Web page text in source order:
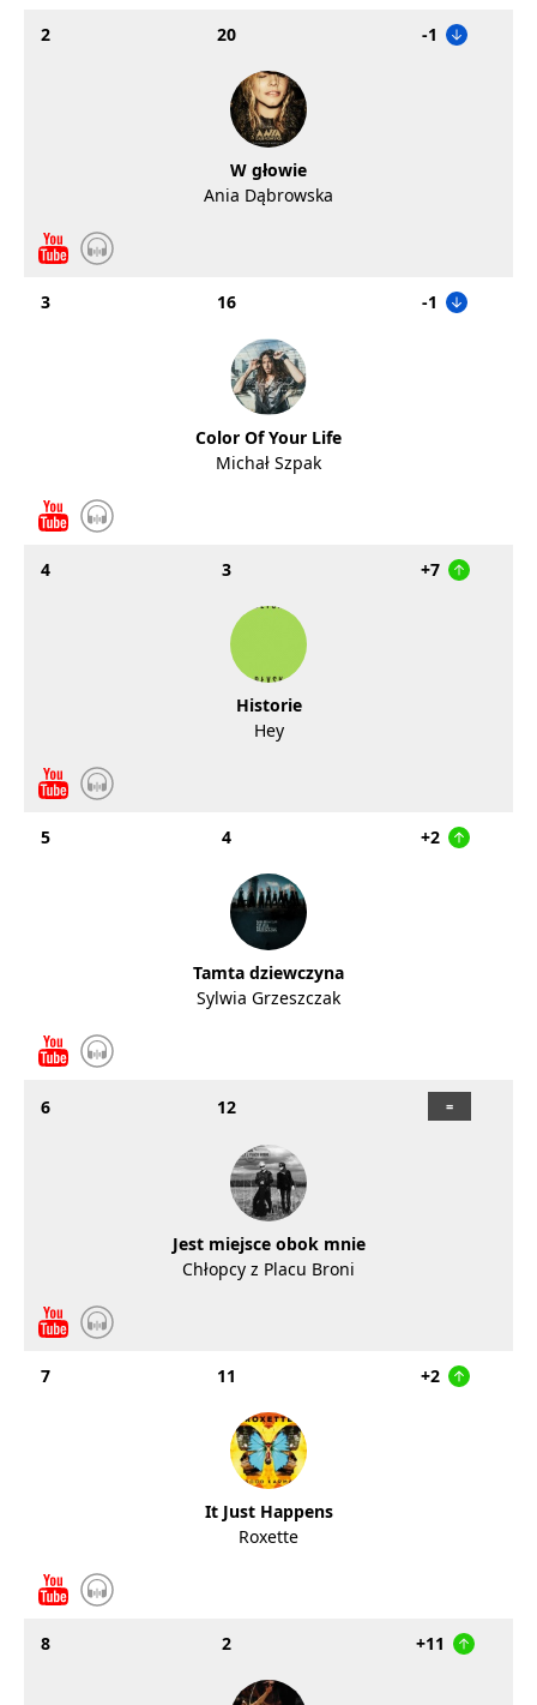
2 20 -1
W głowie
Ania Dąbrowska
3 16 -1
Color Of Your Life
Michał Szpak
4 3 +7
Historie
Hey
5 4 +2
Tamta dziewczyna
Sylwia Grzeszczak
6 12
Jest miejsce obok mnie
Chłopcy z Placu Broni
7 11 +2
It Just Happens
Roxette
8 2 +11